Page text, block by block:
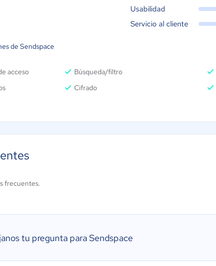
Usabilidad
Servicio al cliente
de Sendspace
acceso Búsqueda/filtro
Cifrado
frecuentes.
tu pregunta para Sendspace